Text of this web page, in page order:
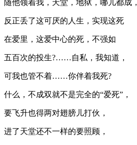
随他领着我，天堂，地狱，哪儿都成，
反正丢了这可厌的人生，实现这死
在爱里，这爱中心的死，不强如
五百次的投生?……自私，我知道，
可我也管不着……你伴着我死?
什么，不成双就不是完全的“爱死”，
要飞升也得两对翅膀儿打伙，
进了天堂还不一样的要照顾，